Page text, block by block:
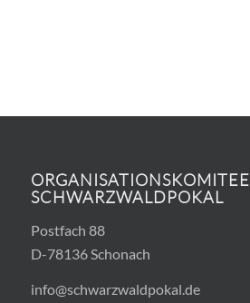
ORGANISATIONSKOMITEE
SCHWARZWALDPOKAL
Postfach 88
D-78136 Schonach
info@schwarzwaldpokal.de